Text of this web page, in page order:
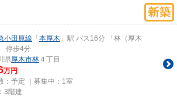
小田原線 「本厚木 」駅 バス16分 「林（厚木
停歩4分
県厚木市林 ４丁目
万円
：予定 ｜募集中： 1室
3階建